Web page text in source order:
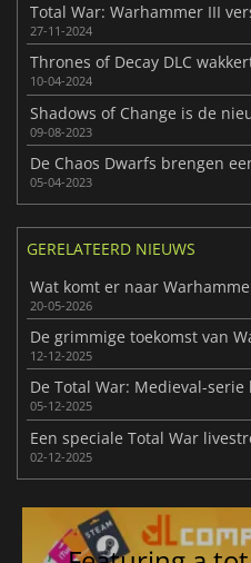
27-11-2024
10-04-2024
09-08-2023
De Chaos Dwarfs brengen
05-04-2023
GERELATEERD NIEUWS
Wat komt er naar
20-05-2026
12-12-2025
De Total War: Medieval-
05-12-2025
Een speciale Total War
02-12-2025